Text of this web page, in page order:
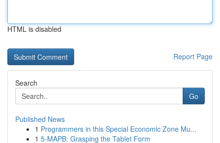
HTML is disabled
Report Page
Search
Go
Published News
1 Programmers in this Special Economic Zone Mu...
1 5-MAPB: Grasping the Tablet Form